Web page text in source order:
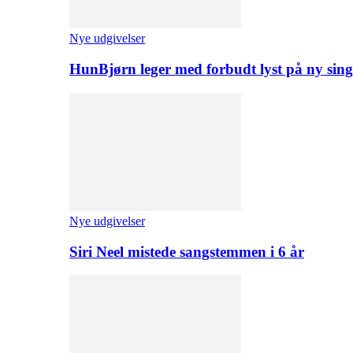
Nye udgivelser
HunBjørn leger med forbudt lyst på ny
Nye udgivelser
Siri Neel mistede sangstemmen i 6 år